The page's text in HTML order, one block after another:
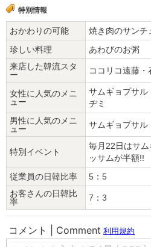
特別情報
おかわりの可能
焼き肉のサンチ
珍しい料理
あわびのお粥
来店した韓流スタ
ー
ココリコ遠藤・
女性に人気のメニ
ュー
サムギョプサル
ヂミ
男性に人気のメニ
ュー
サムギョプサル
特別イベント
毎月22日はサ
ッサムが半額!!
従業員の日韓比率
5：5
お客さんの日韓比
率
7：3